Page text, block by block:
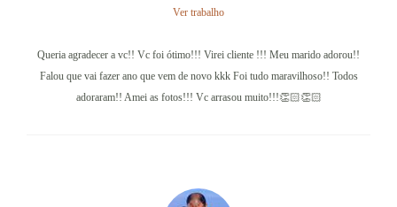
Queria agradecer a vc!! Vc foi ótimo!!! Virei cliente !!! Meu marido adorou!!
Falou que vai fazer ano que vem de novo kkk Foi tudo maravilhoso!! Todos
adoraram!! Amei as fotos!!! Vc arrasou muito!!!👏🏻👏🏻
Ver trabalho